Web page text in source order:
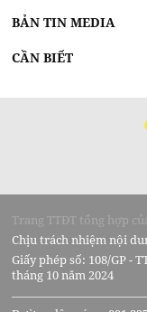
BẢN TIN MEDIA
CẦN BIẾT
Trang TTĐT tổng hợp
Chịu trách nhiệm nội
Giấy phép số: 108/GP -
tháng 10 năm 2024